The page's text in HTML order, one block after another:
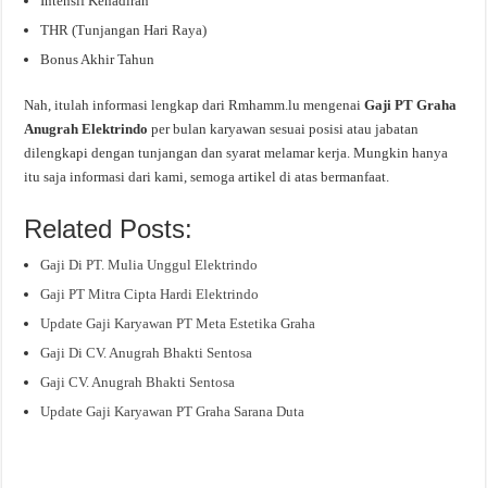
THR (Tunjangan Hari Raya)
Bonus Akhir Tahun
Nah, itulah informasi lengkap dari Rmhamm.lu mengenaiGaji PT Graha
Anugrah Elektrindoper bulan karyawan sesuai posisi atau jabatan
dilengkapi dengan tunjangan dan syarat melamar kerja. Mungkin hanya
itu saja informasi dari kami, semoga artikel di atas bermanfaat.
Related Posts:
Gaji Di PT. Mulia Unggul Elektrindo
Gaji PT Mitra Cipta Hardi Elektrindo
Update Gaji Karyawan PT Meta Estetika Graha
Gaji Di CV. Anugrah Bhakti Sentosa
Gaji CV. Anugrah Bhakti Sentosa
Update Gaji Karyawan PT Graha Sarana Duta